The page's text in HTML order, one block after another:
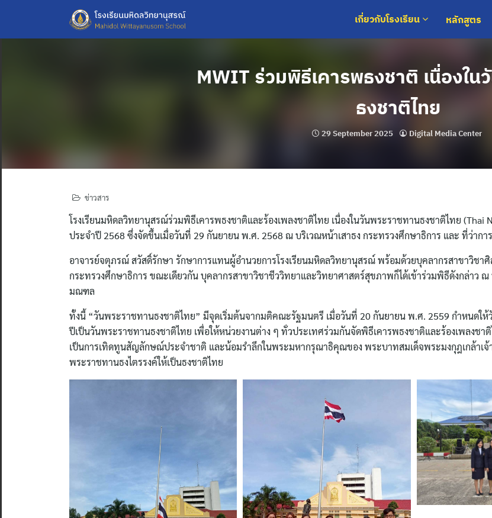
content
เกี่ยวกับโรงเรียน หลักสูตร
MWIT ร่วมพิธีเคารพธงชาติ เนื่องใน
ธงชาติไทย
29 September 2025 Digital Media Center
ข่าวสาร
โรงเรียนมหิดลวิทยานุสรณ์ร่วมพิธีเคารพธงชาติและร้องเพลงชาติไทย เนื่องในวันพระราชทานธงชาติไทย (Thai
ประจำปี 2568 ซึ่งจัดขึ้นเมื่อวันที่ 29 กันยายน พ.ศ. 2568 ณ บริเวณหน้าเสาธง กระทรวงศึกษาธิการ และ ที่ว่าก
อาจารย์จตุภรณ์ สวัสดิ์รักษา รักษาการแทนผู้อำนวยการโรงเรียนมหิดลวิทยานุสรณ์ พร้อมด้วยบุคลากรสาขาวิชา
กระทรวงศึกษาธิการ ขณะเดียวกัน บุคลากรสาขาวิชาชีววิทยาและวิทยาศาสตร์สุขภาพก็ได้เข้าร่วมพิธีดังกล่าว
มณฑล
ทั้งนี้ “วันพระราชทานธงชาติไทย” มีจุดเริ่มต้นจากมติคณะรัฐมนตรี เมื่อวันที่ 20 กันยายน พ.ศ. 2559 กำหนดใ
ปีเป็นวันพระราชทานธงชาติไทย เพื่อให้หน่วยงานต่าง ๆ ทั่วประเทศร่วมกันจัดพิธีเคารพธงชาติและร้องเพลงชา
เป็นการเทิดทูนสัญลักษณ์ประจำชาติ และน้อมรำลึกในพระมหากรุณาธิคุณของ พระบาทสมเด็จพระมงกุฎเกล้าเจ้
พระราชทานธงไตรรงค์ให้เป็นธงชาติไทย